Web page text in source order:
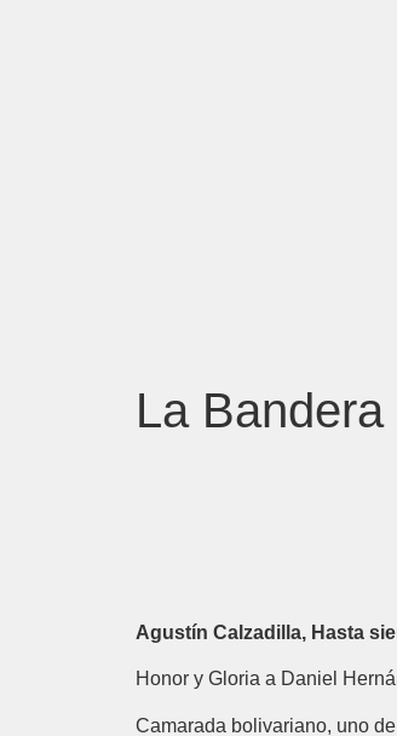
La
Agustín Calzadilla, Hasta
Honor y Gloria a Daniel
Camarada bolivariano, uno